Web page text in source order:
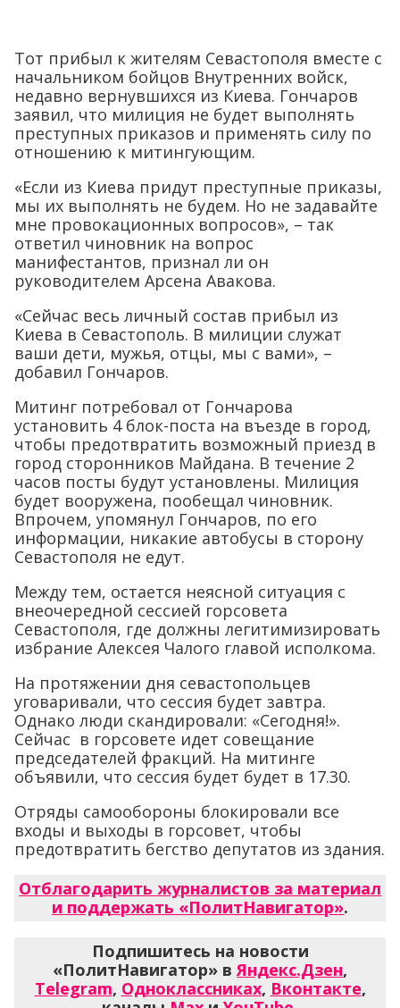
Тот прибыл к жителям Севастополя вместе с
начальником бойцов Внутренних войск,
недавно вернувшихся из Киева. Гончаров
заявил, что милиция не будет выполнять
преступных приказов и применять силу по
отношению к митингующим.
«Если из Киева придут преступные приказы,
мы их выполнять не будем. Но не задавайте
мне провокационных вопросов», – так
ответил чиновник на вопрос
манифестантов, признал ли он
руководителем Арсена Авакова.
«Сейчас весь личный состав прибыл из
Киева в Севастополь. В милиции служат
ваши дети, мужья, отцы, мы с вами», –
добавил Гончаров.
Митинг потребовал от Гончарова
установить 4 блок-поста на въезде в город,
чтобы предотвратить возможный приезд в
город сторонников Майдана. В течение 2
часов посты будут установлены. Милиция
будет вооружена, пообещал чиновник.
Впрочем, упомянул Гончаров, по его
информации, никакие автобусы в сторону
Севастополя не едут.
Между тем, остается неясной ситуация с
внеочередной сессией горсовета
Севастополя, где должны легитимизировать
избрание Алексея Чалого главой исполкома.
На протяжении дня севастопольцев
уговаривали, что сессия будет завтра.
Однако люди скандировали: «Сегодня!».
Сейчас в горсовете идет совещание
председателей фракций. На митинге
объявили, что сессия будет будет в 17.30.
Отряды самообороны блокировали все
входы и выходы в горсовет, чтобы
предотвратить бегство депутатов из здания.
Отблагодарить журналистов за материал
и поддержать «ПолитНавигатор».
Подпишитесь на новости
«ПолитНавигатор» вЯндекс.Дзен,
Telegram, Одноклассниках, Вконтакте,